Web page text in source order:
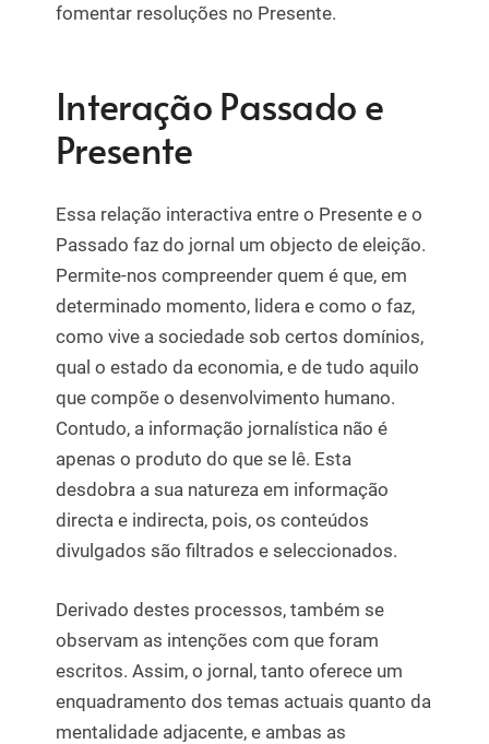
fomentar resoluções no Presente.
Interação Passado e
Presente
Essa relação interactiva entre o Presente e o
Passado faz do jornal um objecto de eleição.
Permite-nos compreender quem é que, em
determinado momento, lidera e como o faz,
como vive a sociedade sob certos domínios,
qual o estado da economia, e de tudo aquilo
que compõe o desenvolvimento humano.
Contudo, a informação jornalística não é
apenas o produto do que se lê. Esta
desdobra a sua natureza em informação
directa e indirecta, pois, os conteúdos
divulgados são filtrados e seleccionados.
Derivado destes processos, também se
observam as intenções com que foram
escritos. Assim, o jornal, tanto oferece um
enquadramento dos temas actuais quanto da
mentalidade adjacente, e ambas as